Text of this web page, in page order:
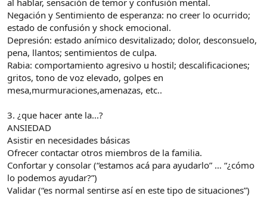
al hablar, sensación de temor y confusión mental.
Negación y Sentimiento de esperanza: no creer lo ocurrido;
estado de confusión y shock emocional.
Depresión: estado anímico desvitalizado; dolor, desconsuelo,
pena, llantos; sentimientos de culpa.
Rabia: comportamiento agresivo u hostil; descalificaciones;
gritos, tono de voz elevado, golpes en
mesa,murmuraciones,amenazas, etc..
3. ¿que hacer ante la...?
ANSIEDAD
Asistir en necesidades básicas
Ofrecer contactar otros miembros de la familia.
Confortar y consolar (“estamos acá para ayudarlo” … “¿cómo
lo podemos ayudar?”)
Validar (“es normal sentirse así en este tipo de situaciones”)